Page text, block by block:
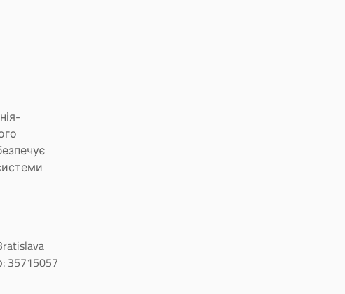
35715057